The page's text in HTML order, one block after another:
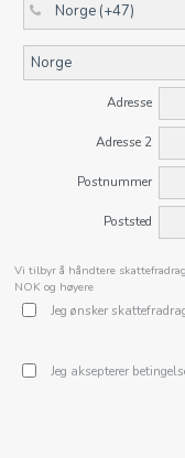
Adresse
Adresse 2
Postnummer
Poststed
Vi tilbyr å håndtere
NOK og høyere
Jeg ønsker
Jeg aksepterer